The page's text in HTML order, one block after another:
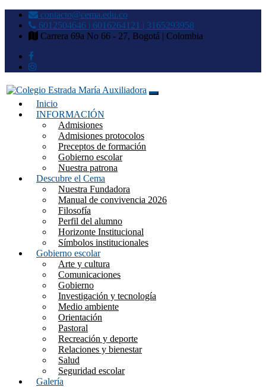
contacto@cema.edu.co
6012504646 | 6016264121 | 3165293958
Carrera 69a No 66 - 27, Bogotá | Colombia
Colegio Estrada María
Auxiliadora
Inicio
INFORMACIÓN
Admisiones
Admisiones protocolos
Preceptos de formación
Gobierno escolar
Nuestra patrona
Descubre el Cema
Nuestra Fundadora
Manual de convivencia 2026
Filosofía
Perfil del alumno
Horizonte Institucional
Símbolos institucionales
Gobierno escolar
Arte y cultura
Comunicaciones
Gobierno
Investigación y tecnología
Medio ambiente
Orientación
Pastoral
Recreación y deporte
Relaciones y bienestar
Salud
Seguridad escolar
Galería